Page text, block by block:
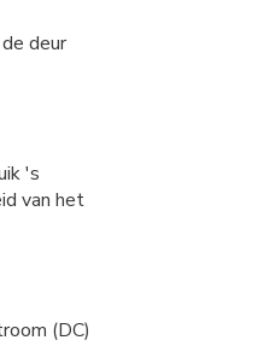
deur
's
van het
(DC)